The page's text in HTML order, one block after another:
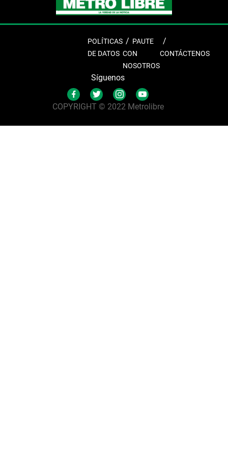
POLÍTICAS
DE DATOS
PAUTE
CON
NOSOTROS
CONTÁCTENOS
Síguenos
COPYRIGHT © 2022 Metrolibre